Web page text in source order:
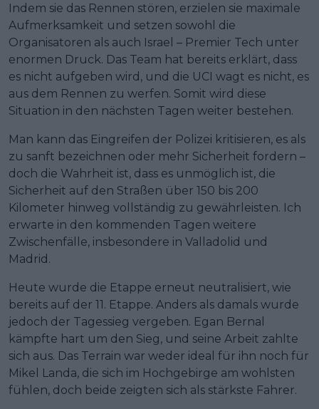
Indem sie das Rennen stören, erzielen sie maximale
Aufmerksamkeit und setzen sowohl die
Organisatoren als auch Israel – Premier Tech unter
enormen Druck. Das Team hat bereits erklärt, dass
es nicht aufgeben wird, und die UCI wagt es nicht, es
aus dem Rennen zu werfen. Somit wird diese
Situation in den nächsten Tagen weiter bestehen.
Man kann das Eingreifen der Polizei kritisieren, es als
zu sanft bezeichnen oder mehr Sicherheit fordern –
doch die Wahrheit ist, dass es unmöglich ist, die
Sicherheit auf den Straßen über 150 bis 200
Kilometer hinweg vollständig zu gewährleisten. Ich
erwarte in den kommenden Tagen weitere
Zwischenfälle, insbesondere in Valladolid und
Madrid.
Heute wurde die Etappe erneut neutralisiert, wie
bereits auf der 11. Etappe. Anders als damals wurde
jedoch der Tagessieg vergeben. Egan Bernal
kämpfte hart um den Sieg, und seine Arbeit zahlte
sich aus. Das Terrain war weder ideal für ihn noch für
Mikel Landa, die sich im Hochgebirge am wohlsten
fühlen, doch beide zeigten sich als stärkste Fahrer.